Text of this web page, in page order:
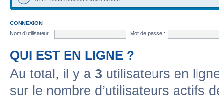
CONNEXION
Nom d’utilisateur :
Mot de passe :
QUI EST EN LIGNE ?
Au total, il y a 3 utilisateurs en
sur le nombre d’utilisateurs actifs